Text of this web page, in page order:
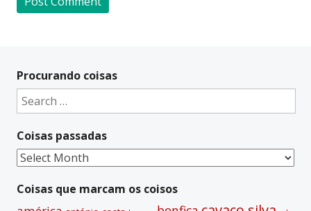
t
e
a
t
i
v
Procurando coisas
Search
for:
Coisas passadas
Coisas
Coisas que marcam os coisos